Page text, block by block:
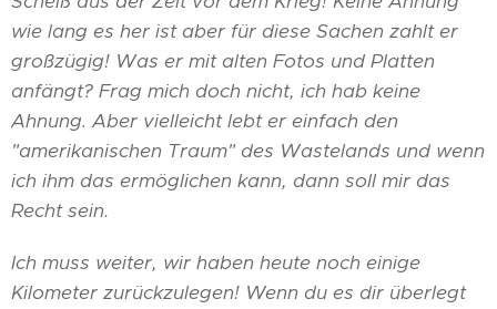
wie lang es her ist aber für diese Sachen zahlt er
großzügig! Was er mit alten Fotos und Platten
anfängt? Frag mich doch nicht, ich hab keine
Ahnung. Aber vielleicht lebt er einfach den
"amerikanischen Traum" des Wastelands und wenn
ich ihm das ermöglichen kann, dann soll mir das
Recht sein.
Ich muss weiter, wir haben heute noch einige
Kilometer zurückzulegen! Wenn du es dir überlegt